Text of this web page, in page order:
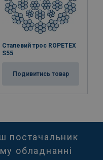
Сталевий трос ROPETEX
S55
Подивитись товар
постачальник
обладнанні